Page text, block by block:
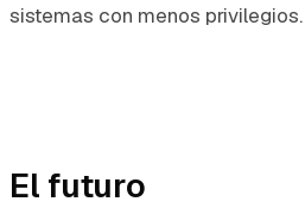
sistemas con menos privilegios.
El futuro